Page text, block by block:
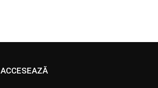
ACCESEAZĂ